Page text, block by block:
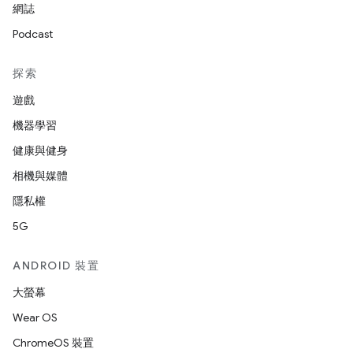
網誌
Podcast
探索
遊戲
機器學習
健康與健身
相機與媒體
隱私權
5G
ANDROID 裝置
大螢幕
Wear OS
ChromeOS 裝置